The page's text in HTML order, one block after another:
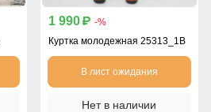
1 990 p -%
Куртка молодежная 25313_1B
В лист ожидания
Нет в наличии